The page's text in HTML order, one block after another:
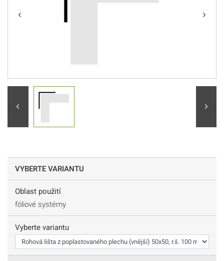
VYBERTE VARIANTU
Oblast použití
fóliové systémy
Vyberte variantu